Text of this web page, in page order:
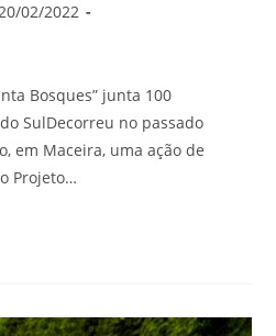
02/2022
Bosques” junta 100
SulDecorreu no passado
em Maceira, uma ação de
Projeto…